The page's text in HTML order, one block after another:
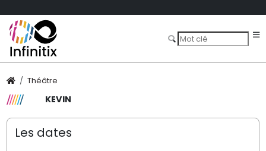
Théâtre
KEVIN
Les dates